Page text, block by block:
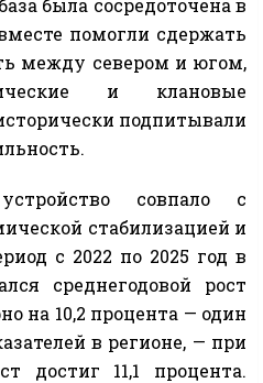
была сосредоточена в
помогли сдержать
между севером и югом,
и клановые
подпитывали
совпало с
стабилизацией и
с 2022 по 2025 год в
среднегодовой рост
на 10,2 процента — один
в регионе, — при
достиг 11,1 процента.